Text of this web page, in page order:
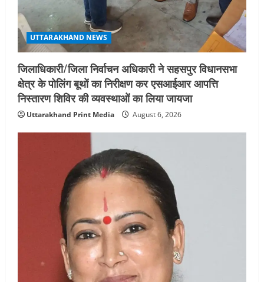
UTTARAKHAND NEWS
जिलाधिकारी/जिला निर्वाचन अधिकारी ने सहसपुर विधानसभा
क्षेत्र के पोलिंग बूथों का निरीक्षण कर एसआईआर आपत्ति
निस्तारण शिविर की व्यवस्थाओं का लिया जायजा
Uttarakhand Print Media August 6, 2026